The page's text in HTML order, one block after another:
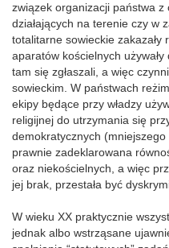
związek organizacji państwa z
działających na terenie czy w
totalitarne sowieckie zakazały
aparatów kościelnych
tam się zgłaszali, a więc
sowieckim. W państwach
ekipy będące przy władzy
religijnej do utrzymania się
demokratycznych (mniejszego
prawnie zadeklarowana
oraz niekościelnych, a więc
jej brak, przestała być
W wieku XX praktycznie
jednak albo wstrząsane